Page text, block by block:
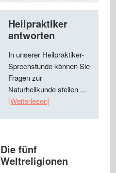
Heilpraktiker
antworten
In unserer Heilpraktiker-
Sprechstunde können Sie
Fragen zur
Naturheilkunde stellen ...
[Weiterlesen]
Die fünf
Weltreligionen